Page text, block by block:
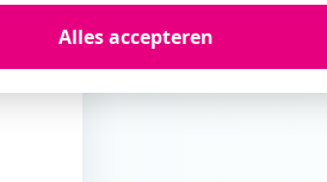
Alles accepteren